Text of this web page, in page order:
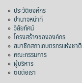
» ประวัติองค์กร
» อำนาจหน้าที่
» วิสัยทัศน์
» โครงสร้างขององค์กร
» สมาชิกสภาเกษตรกรแห่งชาติ
» คณะกรรมการ
» ผู้บริหาร
» ติดต่อเรา